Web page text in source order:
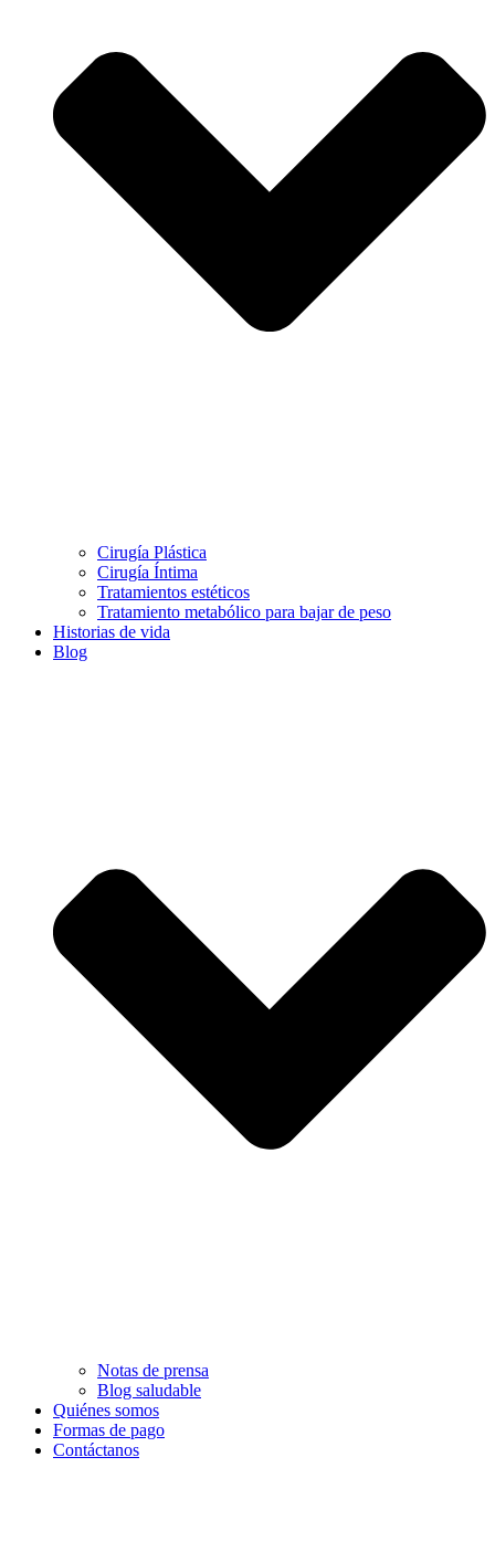
Cirugía Plástica
Cirugía Íntima
Tratamientos estéticos
Tratamiento metabólico para bajar de peso
Historias de vida
Blog
Notas de prensa
Blog saludable
Quiénes somos
Formas de pago
Contáctanos